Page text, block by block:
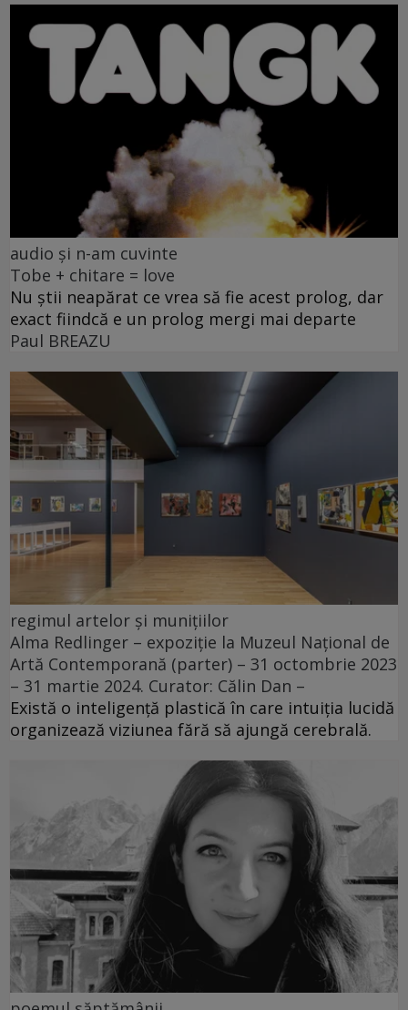
audio și n-am cuvinte
Tobe + chitare = love
Nu știi neapărat ce vrea să fie acest prolog, dar
exact fiindcă e un prolog mergi mai departe
Paul BREAZU
regimul artelor și munițiilor
Alma Redlinger – expoziție la Muzeul Național de
Artă Contemporană (parter) – 31 octombrie 2023
– 31 martie 2024. Curator: Călin Dan –
Există o inteligență plastică în care intuiția lucidă
organizează viziunea fără să ajungă cerebrală.